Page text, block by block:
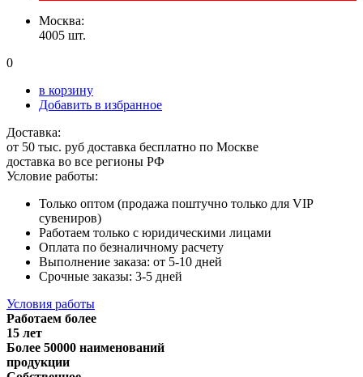
Москва:
4005 шт.
0
в корзину
Добавить в избранное
Доставка:
от 50 тыс. руб доставка бесплатно по Москве
доставка во все регионы РФ
Условие работы:
Только оптом (продажа поштучно только для VIP
сувениров)
Работаем только с юридическими лицами
Оплата по безналичному расчету
Выполнение заказа: от 5-10 дней
Срочные заказы: 3-5 дней
Условия работы
Работаем более
15 лет
Более 50000 наименований
продукции